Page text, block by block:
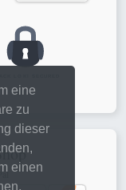
eine
zu
dieser
einen